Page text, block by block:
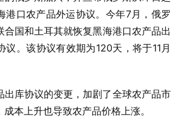
港口农产品外运协议。今年7月，俄罗
合国和土耳其就恢复黑海港口农产品出
议。该协议有效期为120天，将于11月
出库协议的变更，加剧了全球农产品市
本上升也导致农产品价格上涨。